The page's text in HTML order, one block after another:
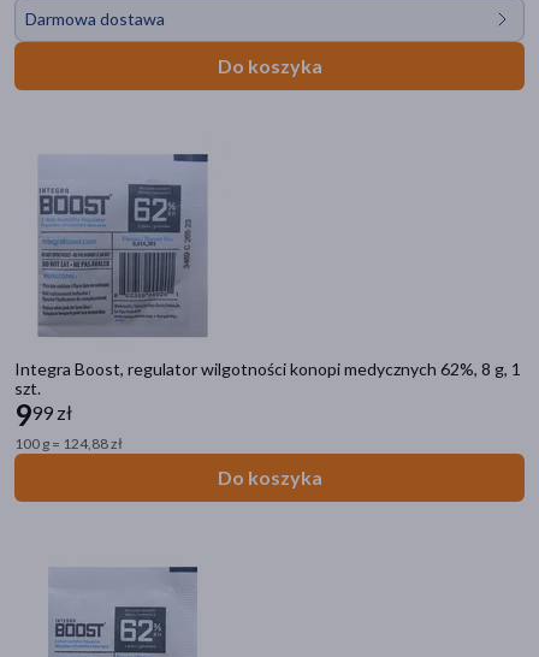
Darmowa dostawa
Do koszyka
Integra Boost, regulator wilgotności konopi medycznych 62%, 8 g, 1
szt.
999 zł
100 g = 124,88 zł
Do koszyka